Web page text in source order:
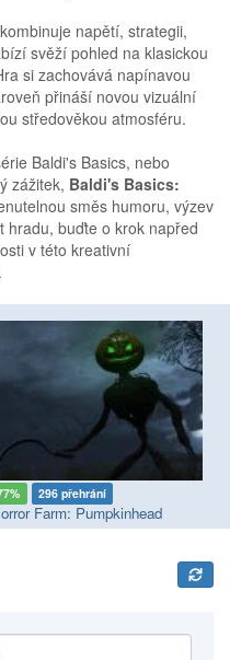
kombinuje napětí, strategii,
svěží pohled na klasickou
si zachovává napínavou
přináší novou vizuální
středověkou atmosféru.
Baldi's Basics, nebo
zážitek, Baldi's Basics:
směs humoru, výzev
hradu, buďte o krok napřed
v této kreativní
296 přehrání
Farm: Pumpkinhead